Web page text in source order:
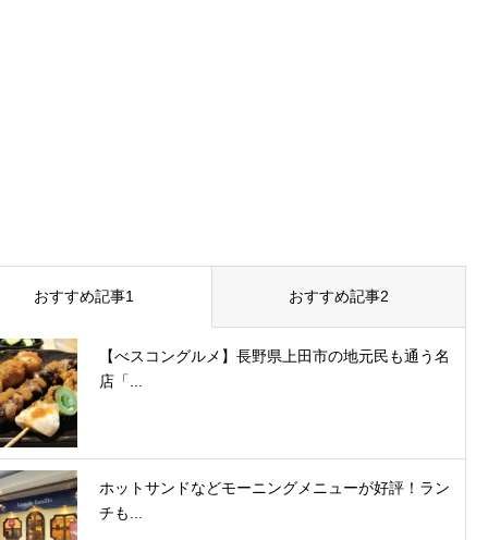
おすすめ記事1 おすすめ記事2
【べスコングルメ】長野県上田市の地元民も通う名
店「...
ホットサンドなどモーニングメニューが好評！ラン
チも...